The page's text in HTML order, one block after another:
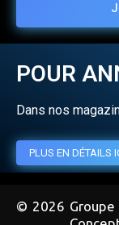
POUR
Dans nos
PLUS EN DÉTAILS
© 2026 Groupe